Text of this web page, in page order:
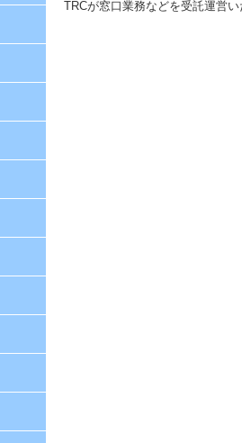
TRCが窓口業務などを受託運営